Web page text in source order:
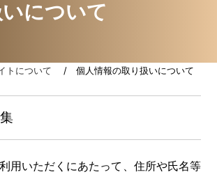
について
トについて / 個人情報の取り扱いについて
用いただくにあたって、住所や氏名等